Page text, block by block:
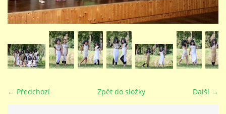
GALERIE
VIDEA - FILMOVÁ TVORBA
← Předchozí Další →
Zpět do složky